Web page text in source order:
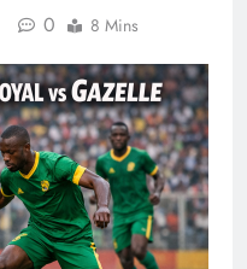
0 8 Mins